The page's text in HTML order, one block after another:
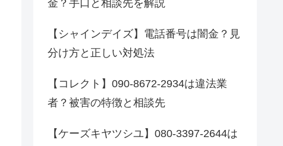
金？手口と相談先を解説
【シャインデイズ】電話番号は闇金？見
分け方と正しい対処法
【コレクト】090-8672-2934は違法業
者？被害の特徴と相談先
【ケーズキヤツシユ】080-3397-2644は